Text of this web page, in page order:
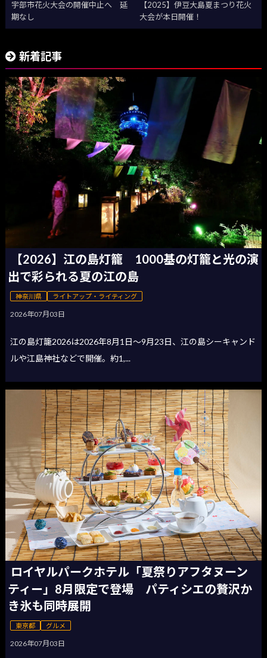
宇部市花火大会の開催中止へ 延
期なし
【2025】伊豆大島夏まつり花火
大会が本日開催！
新着記事
【2026】江の島灯籠 1000基の灯籠と光の演
出で彩られる夏の江の島
神奈川県 ライトアップ・ライティング
2026年07月03日
江の島灯籠2026は2026年8月1日〜9月23日、江の島シーキャンド
ルや江島神社などで開催。約1,...
ロイヤルパークホテル「夏祭りアフタヌーン
ティー」8月限定で登場 パティシエの贅沢か
き氷も同時展開
東京都 グルメ
2026年07月03日